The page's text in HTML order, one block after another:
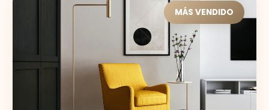
MÁS VENDIDO